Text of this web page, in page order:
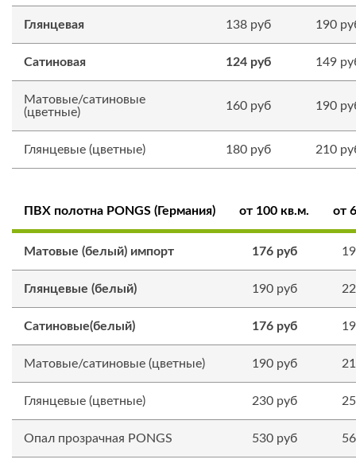
Глянцевая 138 руб 190
Сатиновая 124 руб 149
Матовые/сатиновые
(цветные)
160 руб 190
Глянцевые (цветные) 180 руб 210
ПВХ полотна PONGS (Германия) от 100 кв.м. от
Матовые (белый) импорт 176 руб
Глянцевые (белый) 190 руб
Сатиновые(белый) 176 руб
Матовые/сатиновые (цветные) 190 руб
Глянцевые (цветные) 230 руб
Опал прозрачная PONGS 530 руб